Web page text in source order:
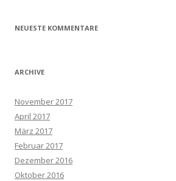
NEUESTE KOMMENTARE
ARCHIVE
November 2017
April 2017
März 2017
Februar 2017
Dezember 2016
Oktober 2016